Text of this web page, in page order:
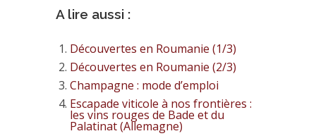
A lire aussi :
Découvertes en Roumanie (1/3)
Découvertes en Roumanie (2/3)
Champagne : mode d’emploi
Escapade viticole à nos frontières :
les vins rouges de Bade et du
Palatinat (Allemagne)